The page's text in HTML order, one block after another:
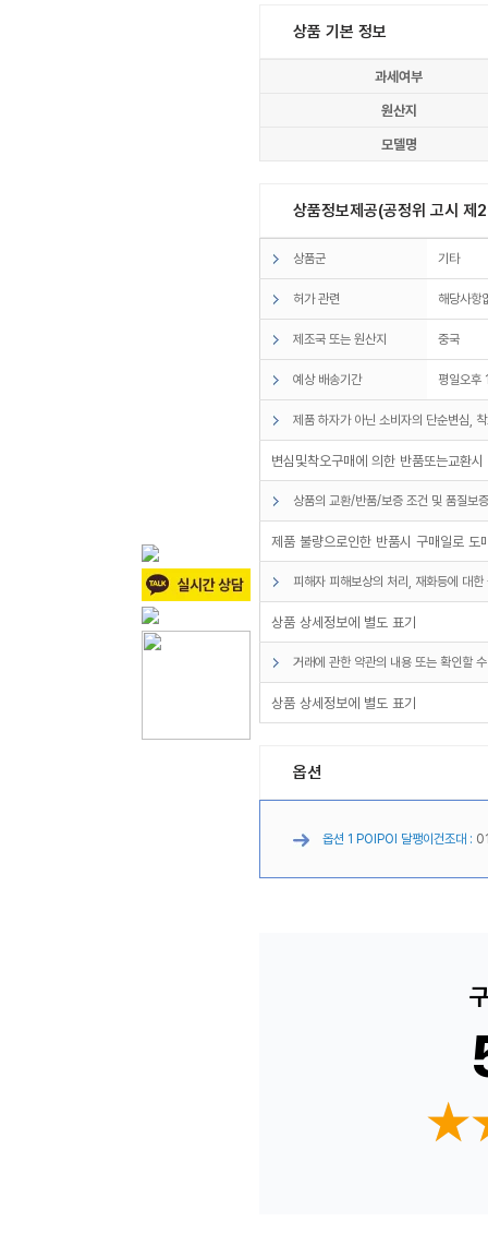
상품 기본 정보
과세여부
원산지
모델명
상품정보제공(공정위 고시
상품군 기타
허가 관련 해당사항
제조국 또는 원산지 중국
예상 배송기간 평일오후
제품 하자가 아닌 소비자의 단순변심,
변심및착오구매에 의한 반품또는교환
상품의 교환/반품/보증 조건 및 품질보
제품 불량으로인한 반품시 구매일로 도
피해자 피해보상의 처리, 재화등에 대
상품 상세정보에 별도 표기
거래에 관한 약관의 내용 또는 확인할
상품 상세정보에 별도 표기
옵션
옵션 1 POIPOI 달팽이건조대 :